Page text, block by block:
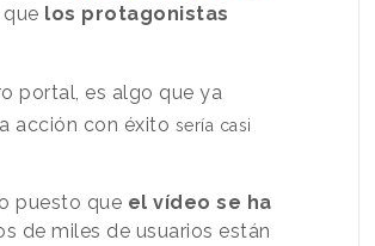
los protagonistas
portal , es algo que ya
acción con éxito sería casi
puesto que el vídeo se ha
de miles de usuarios están